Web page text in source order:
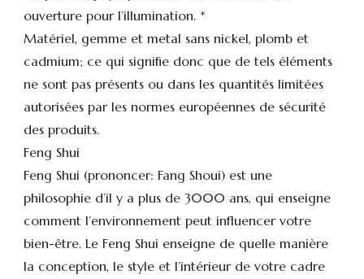
ouverture pour l’illumination. *
Matériel, gemme et metal sans nickel, plomb et
cadmium; ce qui signifie donc que de tels éléments
ne sont pas présents ou dans les quantités limitées
autorisées par les normes européennes de sécurité
des produits.​
Feng Shui
Feng Shui (prononcer: Fang Shoui) est une
philosophie d’il y a plus de 3000 ans, qui enseigne
comment l’environnement peut influencer votre
bien-être. Le Feng Shui enseigne de quelle manière
la conception, le style et l’intérieur de votre cadre